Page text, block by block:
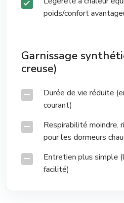
poids/confort
Garnissage
creuse)
Durée de vie réduite
courant)
Respirabilité moindre,
pour les dormeurs
Entretien plus simple
facilité)